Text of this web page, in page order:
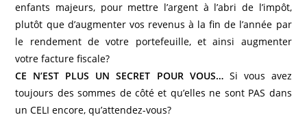
enfants majeurs, pour mettre l’argent à l’abri de l’impôt,
plutôt que d’augmenter vos revenus à la fin de l’année par
le rendement de votre portefeuille, et ainsi augmenter
votre facture fiscale?
CE N’EST PLUS UN SECRET POUR VOUS…Si vous avez
toujours des sommes de côté et qu’elles ne sont PAS dans
un CELI encore, qu’attendez-vous?